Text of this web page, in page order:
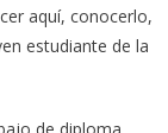
aquí, conocerlo,
estudiante de la